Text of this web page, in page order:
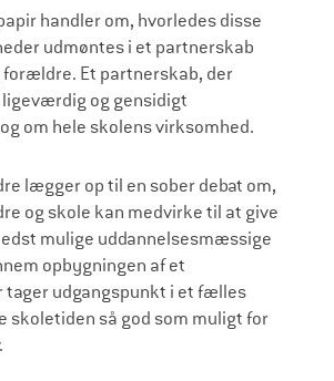
handler om, hvorledes disse
udmøntes i et partnerskab
forældre. Et partnerskab, der
og gensidigt
om hele skolens virksomhed.
lægger op til en sober debat om,
og skole kan medvirke til at give
mulige uddannelsesmæssige
opbygningen af et
tager udgangspunkt i et fælles
skoletiden så god som muligt for